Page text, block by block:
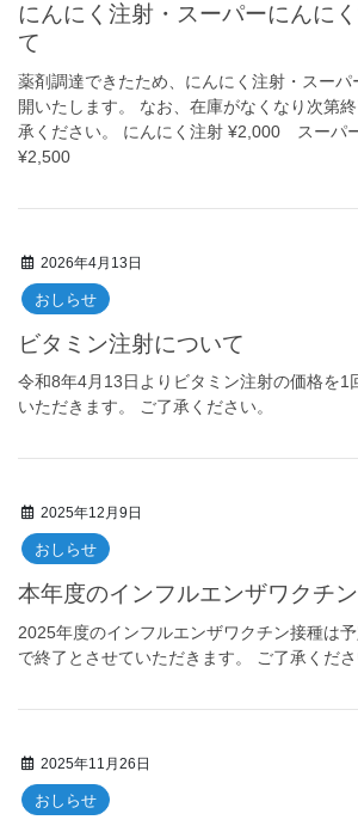
にんにく注射・スーパーにんに
て
薬剤調達できたため、にんにく注射・スー
開いたします。 なお、在庫がなくなり次第
承ください。 にんにく注射 ¥2,000 スーパ
¥2,500
2026年4月13日
おしらせ
ビタミン注射について
令和8年4月13日よりビタミン注射の価格を1
いただきます。 ご了承ください。
2025年12月9日
おしらせ
本年度のインフルエンザワクチ
2025年度のインフルエンザワクチン接種は
で終了とさせていただきます。 ご了承くださ
2025年11月26日
おしらせ